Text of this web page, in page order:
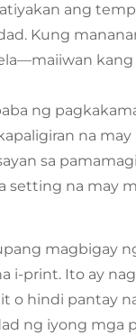
ang
Kung
kang
ng
na
sa
setting na may
magbigay
i-print. Ito ay
o hindi pantay
ng iyong mga